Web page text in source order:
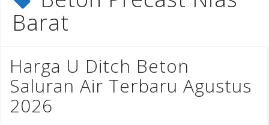
Barat
Harga U Ditch Beton
Saluran Air Terbaru Agustus
2026